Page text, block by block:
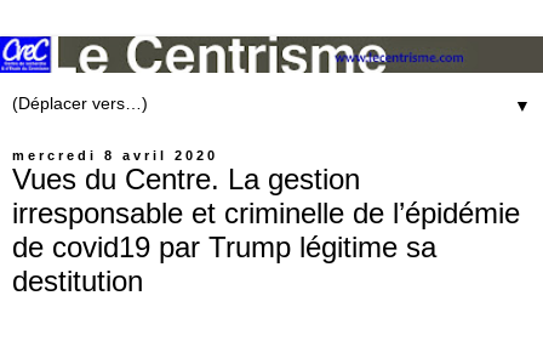
▼
mercredi 8 avril 2020
Vues du Centre. La gestion
irresponsable et criminelle de l’épidémie
de covid19 par Trump légitime sa
destitution